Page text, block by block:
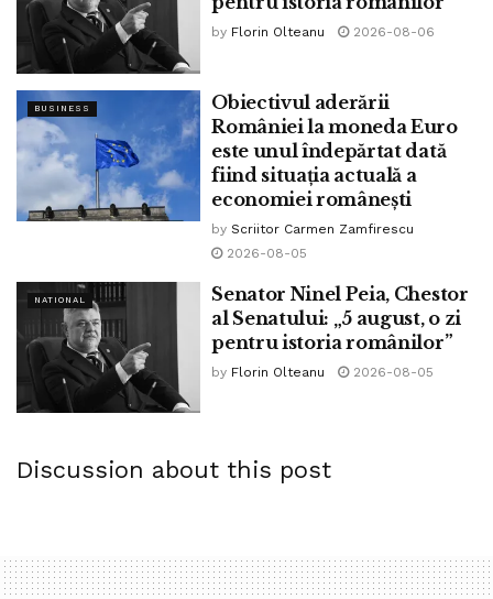
by Florin Olteanu 2026-08-06
BUSINESS
Obiectivul aderării
României la moneda Euro
este unul îndepărtat dată
fiind situația actuală a
economiei românești
by Scriitor Carmen Zamfirescu
2026-08-05
NATIONAL
Senator Ninel Peia, Chestor
al Senatului: „5 august, o zi
pentru istoria românilor”
by Florin Olteanu 2026-08-05
Discussion about this post